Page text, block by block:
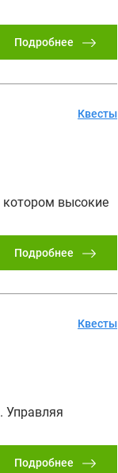
Подробнее
котором высокие
Квесты
Подробнее
Управляя
Квесты
Подробнее